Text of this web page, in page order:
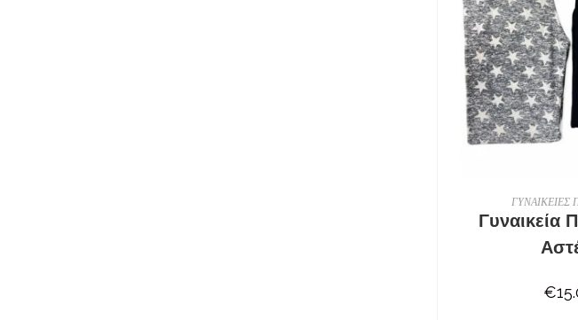
ΓΥΝΑΙΚΕΙΕΣ
Γυναικεία
€